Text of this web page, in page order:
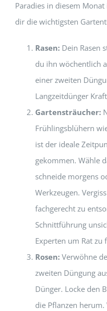
Paradies in diesem
dir die wichtigsten
Rasen:Dein Rasen
du ihn wöchentlich
einer zweiten
Langzeitdünger
Gartensträucher:
Frühlingsblühern
ist der ideale
gekommen. Wähle
schneide morgens
Werkzeugen.
fachgerecht zu
Schnittführung
Experten um Rat zu
Rosen:Verwöhne
zweiten Düngung
Dünger. Locke den
die Pflanzen